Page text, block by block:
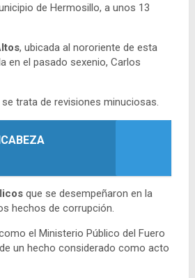
de Hermosillo, a unos 13
, ubicada al nororiente de esta
en el pasado sexenio, Carlos
trata de revisiones minuciosas.
que se desempeñaron en la
hechos de corrupción.
el Ministerio Público del Fuero
un hecho considerado como acto